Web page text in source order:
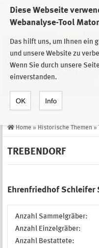
Diese Webseite
Webanalyse-Tool
Das hilft uns, um Ihnen ein
und unsere Website zu
Wenn Sie durch unsere
einverstanden.
OK Info
Zur Auswahl der Einrichtungen
Stiftung Sächsische
Home » Historische Themen »
TREBENDORF
Ehrenfriedhof Schleifer
Anzahl Sammelgräber:
Anzahl Einzelgräber:
Anzahl Bestattete: